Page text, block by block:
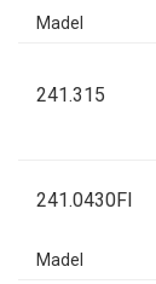
Madel
241.315
241.0430FI
Madel